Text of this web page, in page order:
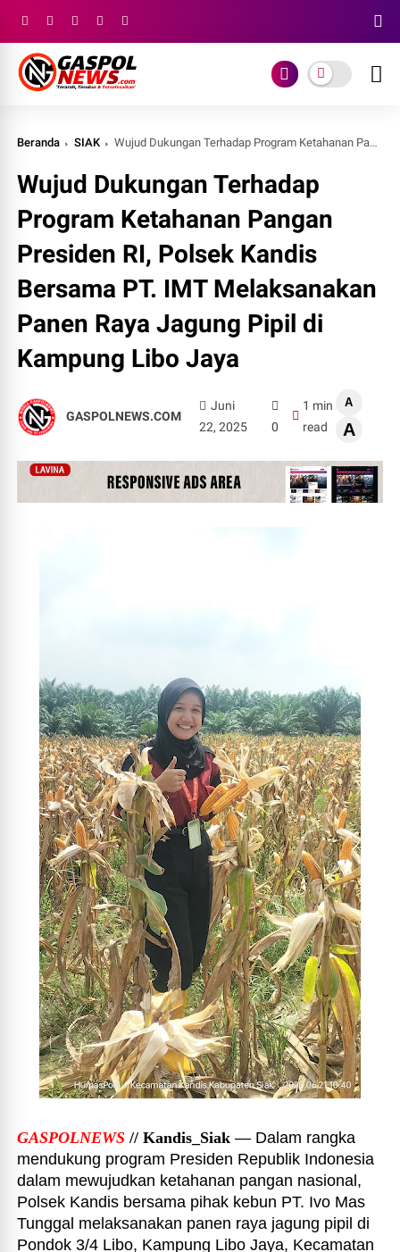
Beranda SIAK Wujud Dukungan Terhadap Program Ketahanan Pangan Presiden RI, Polsek Kandis Bersama PT. IMT Melaksanakan Panen Raya Jagung Pipil di Kampung Libo Jaya
Wujud Dukungan Terhadap
Program Ketahanan Pangan
Presiden RI, Polsek Kandis
Bersama PT. IMT Melaksanakan
Panen Raya Jagung Pipil di
Kampung Libo Jaya
GASPOLNEWS.COM
Juni
22, 2025
0
1 min
read
A
A
GASPOLNEWS// Kandis_Siak — Dalam rangka
mendukung program Presiden Republik Indonesia
dalam mewujudkan ketahanan pangan nasional,
Polsek Kandis bersama pihak kebun PT. Ivo Mas
Tunggal melaksanakan panen raya jagung pipil di
Pondok 3/4 Libo, Kampung Libo Jaya, Kecamatan